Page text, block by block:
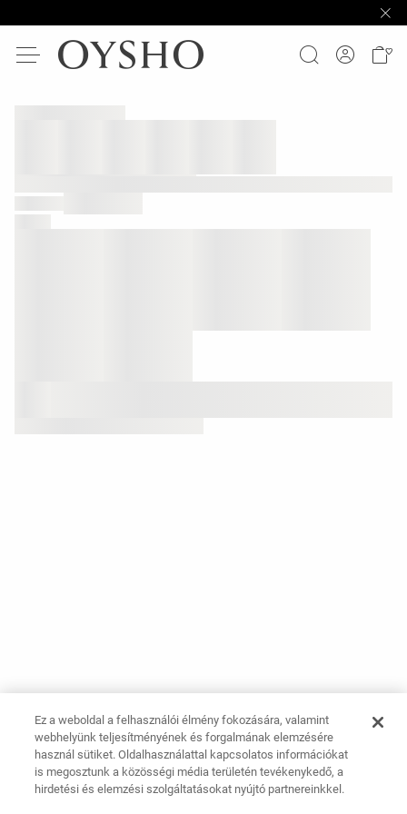
Ez a weboldal a felhasználói élmény fokozására, valamint
webhelyünk teljesítményének és forgalmának elemzésére
használ sütiket. Oldalhasználattal kapcsolatos információkat
is megosztunk a közösségi média területén tevékenykedő, a
hirdetési és elemzési szolgáltatásokat nyújtó partnereinkkel.